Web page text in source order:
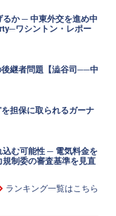
か ─ 中東外交を進め中
ワシントン・レポー
継者問題【澁谷司──中
担保に取られるガーナ
む可能性 ─ 電気料金を
制委の審査基準を見直
ランキング一覧はこちら